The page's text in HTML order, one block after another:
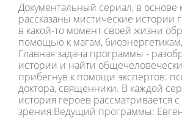
Документальный сериал, в основе
рассказаны мистические истории
в какой-то момент своей жизни
помощью к магам,
Главная задача программы -
истории и найти
прибегнув к помощи экспертов:
доктора, священники. В каждой
история героев рассматривается
зрения.Ведущий программы: